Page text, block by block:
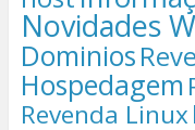
Novidades
Dominios
Hospedagem
Revenda Linux